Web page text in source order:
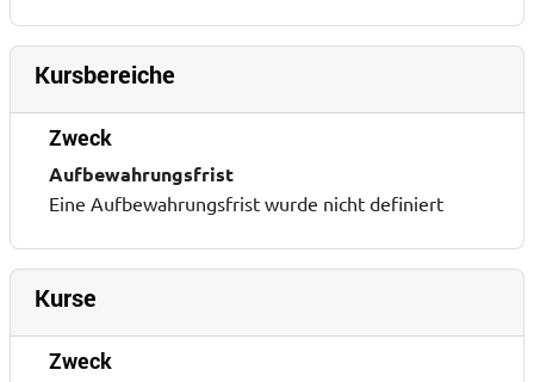
Kursbereiche
Zweck
Aufbewahrungsfrist
Eine Aufbewahrungsfrist wurde nicht definiert
Kurse
Zweck